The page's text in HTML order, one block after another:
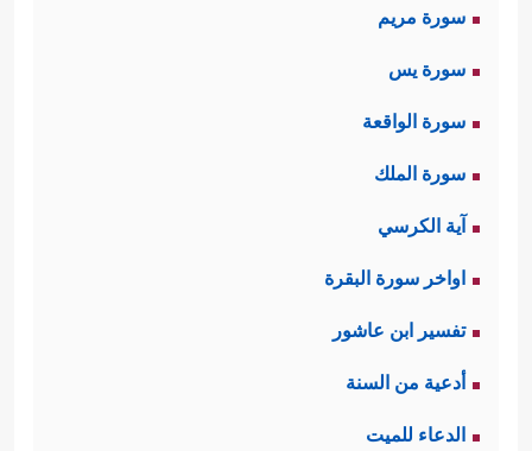
سورة مريم
سورة يس
سورة الواقعة
سورة الملك
آية الكرسي
اواخر سورة البقرة
تفسير ابن عاشور
أدعية من السنة
الدعاء للميت